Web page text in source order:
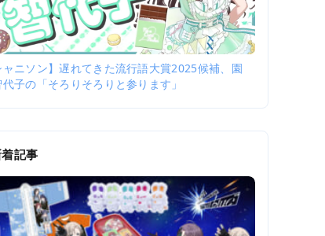
ャニソン】遅れてきた流行語大賞2025候補、園
代子の「そろりそろりと参ります」
記事